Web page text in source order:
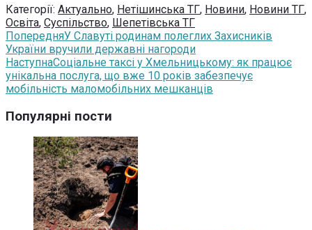
Категорії: Актуально, Нетішинська ТГ, Новини, Новини ТГ,
Освіта, Суспільство, Шепетівська ТГ
ПопередняУ Славуті родинам полеглих Захисників
України вручили державні нагороди
НаступнаСоціальне таксі у Хмельницькому: як працює
унікальна послуга, що вже 10 років забезпечує
мобільність маломобільних мешканців
Популярні пости